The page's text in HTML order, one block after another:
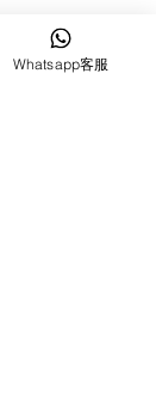
Whatsapp客服